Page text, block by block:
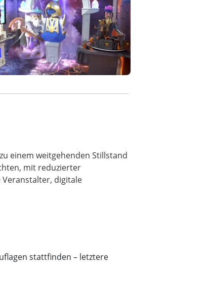
einem weitgehenden Stillstand
mit reduzierter
Veranstalter, digitale
stattfinden – letztere